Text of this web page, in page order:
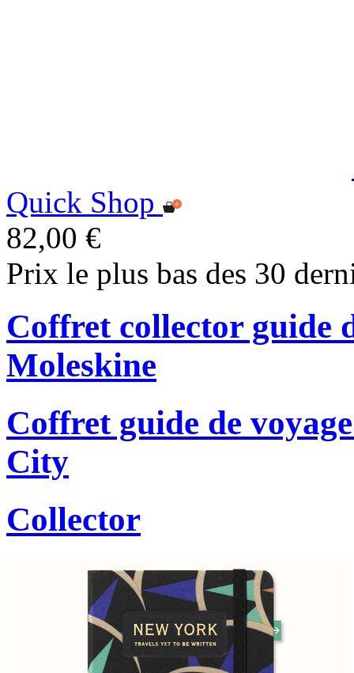
Quick Shop
82,00 €
Prix le plus bas des 30
Coffret collector guide
Moleskine
Coffret guide de
City
Collector